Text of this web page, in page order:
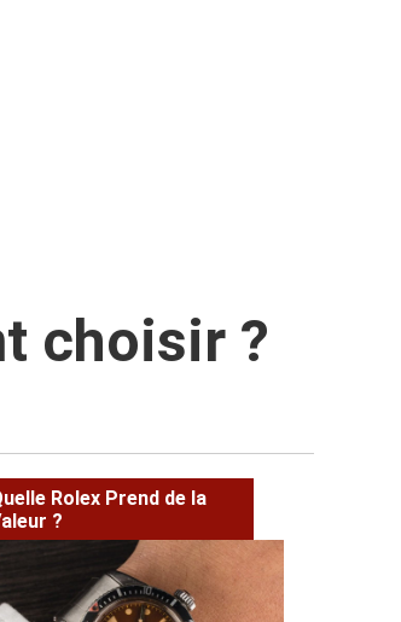
choisir ?
Rolex Prend de la
?